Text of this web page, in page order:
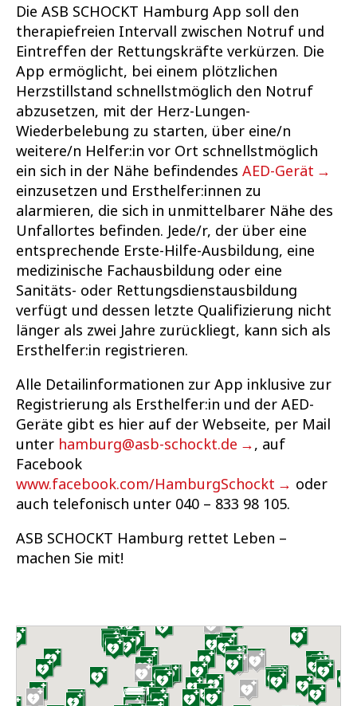
Die ASB SCHOCKT Hamburg App soll den
therapiefreien Intervall zwischen Notruf und
Eintreffen der Rettungskräfte verkürzen. Die
App ermöglicht, bei einem plötzlichen
Herzstillstand schnellstmöglich den Notruf
abzusetzen, mit der Herz-Lungen-
Wiederbelebung zu starten, über eine/n
weitere/n Helfer:in vor Ort schnellstmöglich
ein sich in der Nähe befindendes AED-Gerät
einzusetzen und Ersthelfer:innen zu
alarmieren, die sich in unmittelbarer Nähe des
Unfallortes befinden. Jede/r, der über eine
entsprechende Erste-Hilfe-Ausbildung, eine
medizinische Fachausbildung oder eine
Sanitäts- oder Rettungsdienstausbildung
verfügt und dessen letzte Qualifizierung nicht
länger als zwei Jahre zurückliegt, kann sich als
Ersthelfer:in registrieren.
Alle Detailinformationen zur App inklusive zur
Registrierung als Ersthelfer:in und der AED-
Geräte gibt es hier auf der Webseite, per Mail
unter hamburg@asb-schockt.de
, auf
Facebook
www.facebook.com/HamburgSchockt
oder
auch telefonisch unter 040 – 833 98 105.
ASB SCHOCKT Hamburg rettet Leben –
machen Sie mit!